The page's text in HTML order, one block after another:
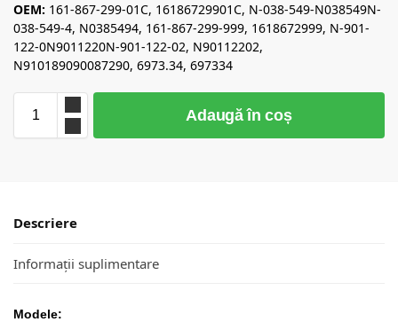
OEM: 161-867-299-01C, 16186729901C, N-038-549-N038549N-
038-549-4, N0385494, 161-867-299-999, 1618672999, N-901-
122-0N9011220N-901-122-02, N90112202,
N910189090087290, 6973.34, 697334
Adaugă în coș
Descriere
Informații suplimentare
Modele: